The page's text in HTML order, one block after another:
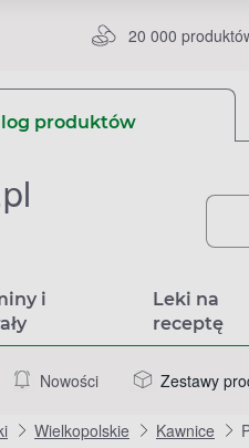
20 000
produktów
i
Leki na
receptę
Nowości Zestawy
Wielkopolskie Kawnice